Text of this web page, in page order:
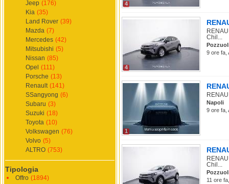
Jeep (176)
Kia (35)
Land Rover (39)
Mazda (7)
Mercedes (42)
Mitsubishi (5)
Nissan (85)
Opel (111)
Porsche (13)
Renault (141)
SSangyong (6)
Subaru (3)
Suzuki (18)
Toyota (10)
Volkswagen (76)
Volvo (5)
ALTRO (753)
Tipologia
Offro (1894)
4
4
Chil...
9 ore fa,
1
Napoli
9 ore fa,
Chil...
11 ore